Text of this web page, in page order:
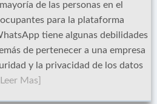
de las personas en el
para la plataforma
tiene algunas debilidades
de pertenecer a una empresa
y la privacidad de los datos
[Leer Mas]